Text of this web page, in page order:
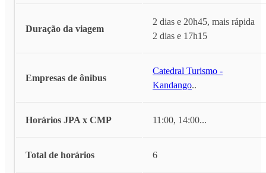
Duração da viagem
2 dias e 20h45, mais rápida
2 dias e 17h15
Empresas de ônibus
Catedral Turismo -
Kandango...
Horários JPA x CMP 11:00, 14:00...
Total de horários 6